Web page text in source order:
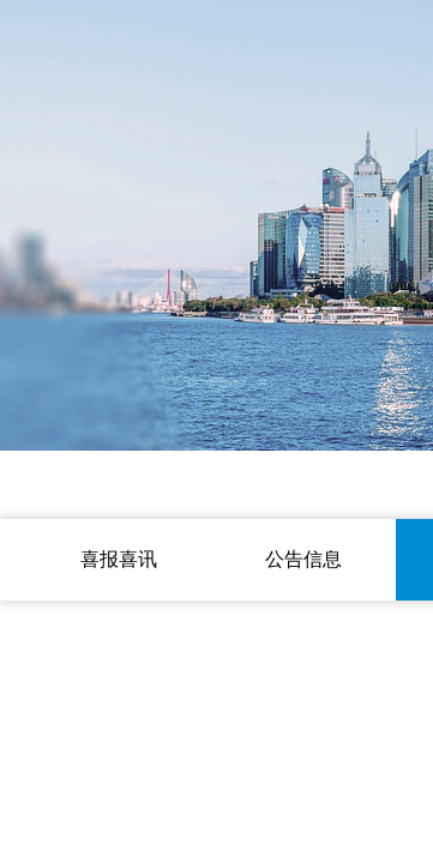
喜报喜讯 公告信息